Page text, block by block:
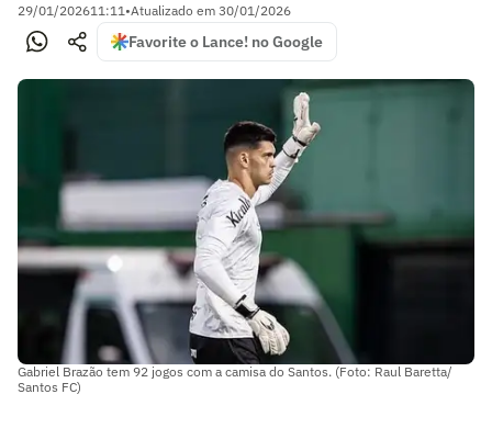
29/01/202611:11•Atualizado em 30/01/2026
Favorite o Lance! no Google
Gabriel Brazão tem 92 jogos com a camisa do Santos. (Foto: Raul Baretta/
Santos FC)